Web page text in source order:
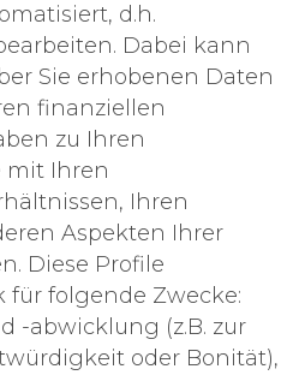
d.h.
Dabei kann
Sie erhobenen Daten
finanziellen
zu Ihren
mit Ihren
Ihren
Aspekten Ihrer
Diese Profile
für folgende Zwecke:
-abwicklung (z.B. zur
oder Bonität),